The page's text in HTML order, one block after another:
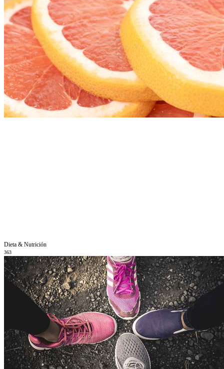
Dieta & Nutrición
363